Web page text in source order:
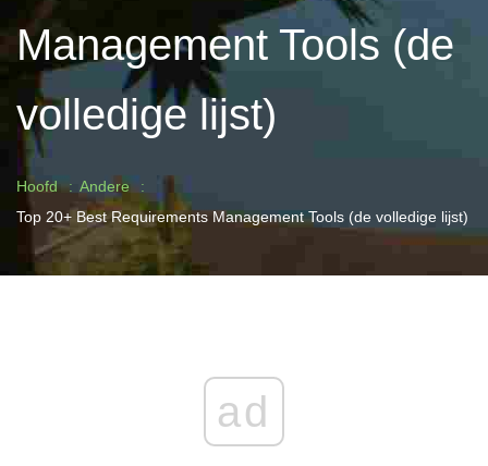
Management Tools (de
volledige lijst)
Hoofd
Andere
Top 20+ Best Requirements Management Tools (de volledige lijst)
ad